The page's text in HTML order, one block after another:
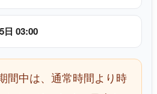
日 03:00
間中は、通常時間より時